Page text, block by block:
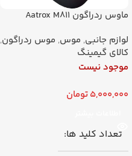
ماوس ردراگون Aatrox M811
لوازم جانبی, موس, موس ردراگون,
کالای گیمینگ
موجود نیست
5,000,000تومان
تعداد کلید ها